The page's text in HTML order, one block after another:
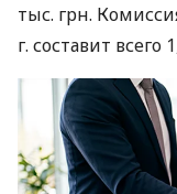
тыс. грн.
г. составит всего